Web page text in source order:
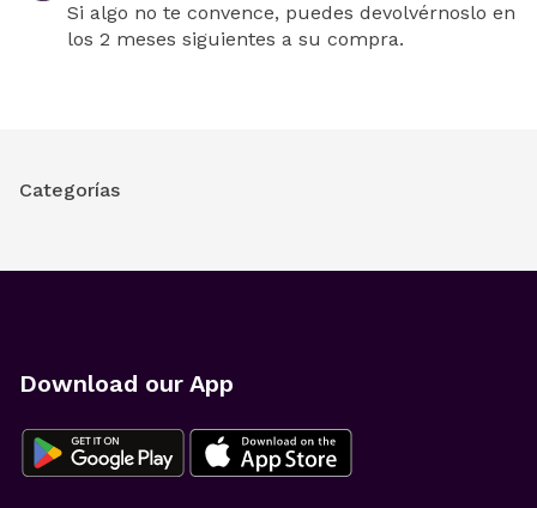
Si algo no te convence, puedes devolvérnoslo en
los 2 meses siguientes a su compra.
Categorías
Download our App